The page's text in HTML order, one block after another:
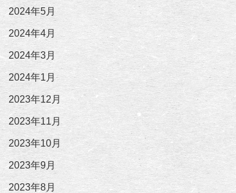
2024年5月
2024年4月
2024年3月
2024年1月
2023年12月
2023年11月
2023年10月
2023年9月
2023年8月